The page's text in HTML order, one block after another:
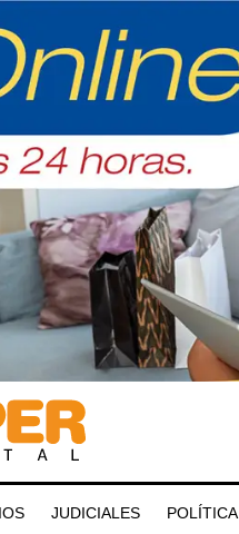
JUDICIALES POLÍTICA